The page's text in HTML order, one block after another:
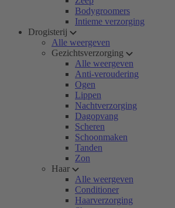
Bodygroomers
Intieme verzorging
Drogisterij
Alle weergeven
Gezichtsverzorging
Alle weergeven
Anti-veroudering
Ogen
Lippen
Nachtverzorging
Dagopvang
Scheren
Schoonmaken
Tanden
Zon
Haar
Alle weergeven
Conditioner
Haarverzorging